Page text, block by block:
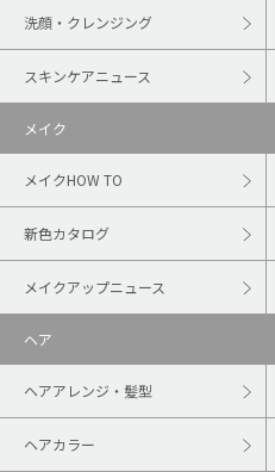
洗顔・クレンジング
スキンケアニュース
メイク
メイクHOW TO
新色カタログ
メイクアップニュース
ヘア
ヘアアレンジ・髪型
ヘアカラー